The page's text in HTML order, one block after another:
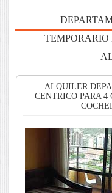
ALQUILER
CENTRICO PARA 4